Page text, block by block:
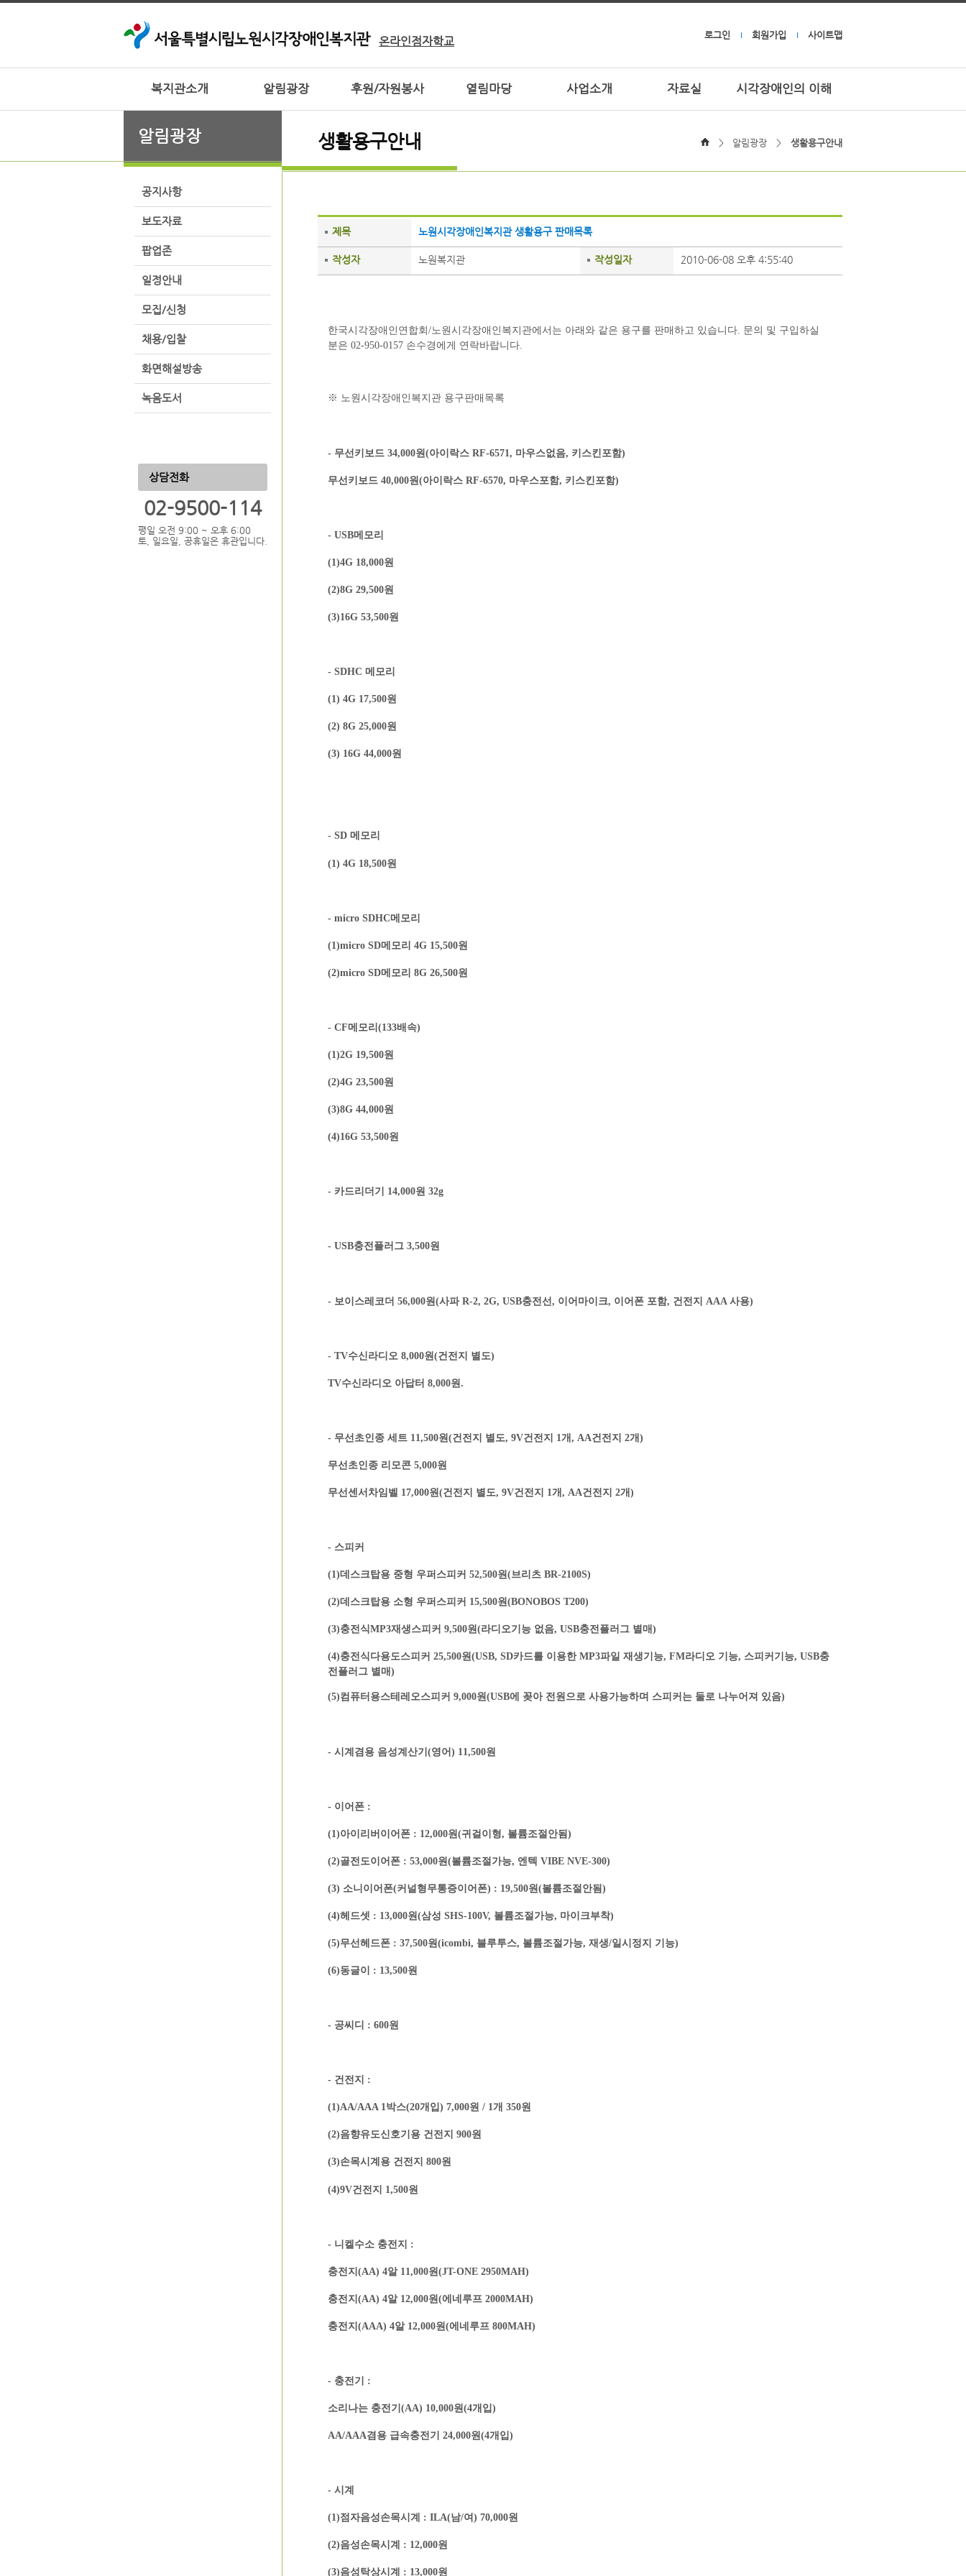
온라인점자학교 로그인 회원가입 사이트맵
복지관소개 알림광장 후원/자원봉사 열림마당 사업소개 자료실 시각장애인의 이해
알림광장
공지사항
보도자료
팝업존
일정안내
모집/신청
채용/입찰
화면해설방송
녹음도서
상담전화
02-9500-114
평일 오전 9:00 ~ 오후 6:00
토, 일요일, 공휴일은 휴관입니다.
생활용구안내 > 알림광장 > 생활용구안내
제목 노원시각장애인복지관 생활용구 판매목록
작성자 노원복지관 작성일자 2010-06-08 오후 4:55:40
한국시각장애인연합회/노원시각장애인복지관에서는 아래와 같은 용구를 판매하고 있습니다. 문의 및 구입하실
분은 02-950-0157 손수경에게 연락바랍니다.
※ 노원시각장애인복지관 용구판매목록
- 무선키보드 34,000원(아이락스 RF-6571, 마우스없음, 키스킨포함)
무선키보드 40,000원(아이락스 RF-6570, 마우스포함, 키스킨포함)
- USB메모리
(1)4G 18,000원
(2)8G 29,500원
(3)16G 53,500원
- SDHC 메모리
(1) 4G 17,500원
(2) 8G 25,000원
(3) 16G 44,000원
- SD 메모리
(1) 4G 18,500원
- micro SDHC메모리
(1)micro SD메모리 4G 15,500원
(2)micro SD메모리 8G 26,500원
- CF메모리(133배속)
(1)2G 19,500원
(2)4G 23,500원
(3)8G 44,000원
(4)16G 53,500원
- 카드리더기 14,000원 32g
- USB충전플러그 3,500원
- 보이스레코더 56,000원(사파 R-2, 2G, USB충전선, 이어마이크, 이어폰 포함, 건전지 AAA 사용)
- TV수신라디오 8,000원(건전지 별도)
TV수신라디오 아답터 8,000원.
- 무선초인종 세트 11,500원(건전지 별도, 9V건전지 1개, AA건전지 2개)
무선초인종 리모콘 5,000원
무선센서차임벨 17,000원(건전지 별도, 9V건전지 1개, AA건전지 2개)
- 스피커
(1)데스크탑용 중형 우퍼스피커 52,500원(브리츠 BR-2100S)
(2)데스크탑용 소형 우퍼스피커 15,500원(BONOBOS T200)
(3)충전식MP3재생스피커 9,500원(라디오기능 없음, USB충전플러그 별매)
(4)충전식다용도스피커 25,500원(USB, SD카드를 이용한 MP3파일 재생기능, FM라디오 기능, 스피커기능, USB충
전플러그 별매)
(5)컴퓨터용스테레오스피커 9,000원(USB에 꽂아 전원으로 사용가능하며 스피커는 둘로 나누어져 있음)
- 시계겸용 음성계산기(영어) 11,500원
- 이어폰 :
(1)아이리버이어폰 : 12,000원(귀걸이형, 볼륨조절안됨)
(2)골전도이어폰 : 53,000원(볼륨조절가능, 엔텍 VIBE NVE-300)
(3) 소니이어폰(커널형무통증이어폰) : 19,500원(볼륨조절안됨)
(4)헤드셋 : 13,000원(삼성 SHS-100V, 볼륨조절가능, 마이크부착)
(5)무선헤드폰 : 37,500원(icombi, 블루투스, 볼륨조절가능, 재생/일시정지 기능)
(6)동글이 : 13,500원
- 공씨디 : 600원
- 건전지 :
(1)AA/AAA 1박스(20개입) 7,000원 / 1개 350원
(2)음향유도신호기용 건전지 900원
(3)손목시계용 건전지 800원
(4)9V건전지 1,500원
- 니켈수소 충전지 :
충전지(AA) 4알 11,000원(JT-ONE 2950MAH)
충전지(AA) 4알 12,000원(에네루프 2000MAH)
충전지(AAA) 4알 12,000원(에네루프 800MAH)
- 충전기 :
소리나는 충전기(AA) 10,000원(4개입)
AA/AAA겸용 급속충전기 24,000원(4개입)
- 시계
(1)점자음성손목시계 : ILA(남/여) 70,000원
(2)음성손목시계 : 12,000원
(3)음성탁상시계 : 13,000원